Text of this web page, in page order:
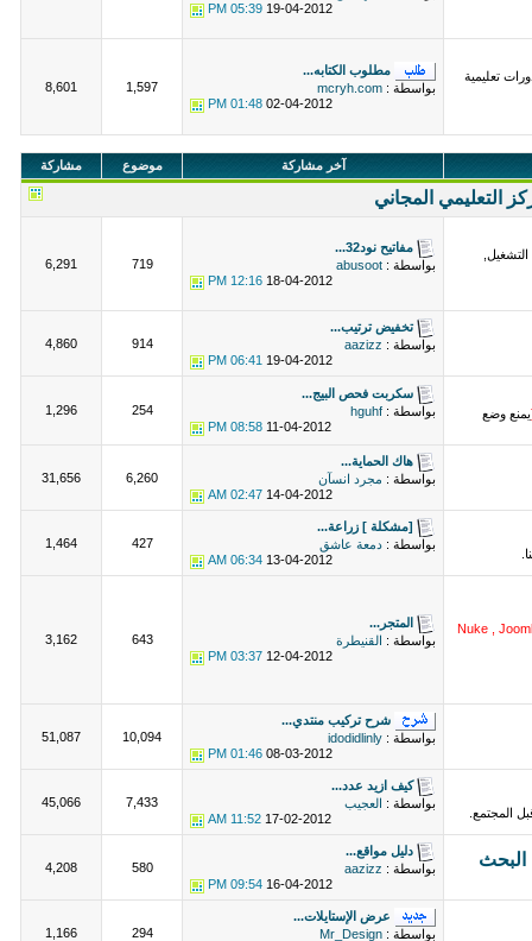
19-04-2012
05:39 PM
تعليمية
مطلوب الكتابه...
بواسطة : mcryh.com
02-04-2012
01:48 PM
1,597
8,601
آخر مشاركة موضوع مشاركة
التعليمي المجاني
مفاتيح نود32...
بواسطة : abusoot
18-04-2012
12:16 PM
719
6,291
تخفيض ترتيب...
بواسطة : aazizz
19-04-2012
06:41 PM
914
4,860
يمنع وضع
سكربت فحص البيج...
بواسطة : hguhf
11-04-2012
08:58 PM
254
1,296
هاك الحماية...
بواسطة : مجرد انسآن
14-04-2012
02:47 AM
6,260
31,656
[مشكلة ] زراعة...
بواسطة : دمعة عاشق
13-04-2012
06:34 AM
427
1,464
Nuke ,
المتجر...
بواسطة :
القنيطرة
12-04-2012
03:37 PM
643
3,162
شرح تركيب منتدي...
بواسطة : idodidlinly
08-03-2012
01:46 PM
10,094
51,087
المجتمع.
كيف ازيد عدد...
بواسطة :
العجيب
17-02-2012
11:52 AM
7,433
45,066
دليل مواقع...
بواسطة : aazizz
16-04-2012
09:54 PM
580
4,208
عرض الإستايلات...
بواسطة : Mr_Design
294
1,166